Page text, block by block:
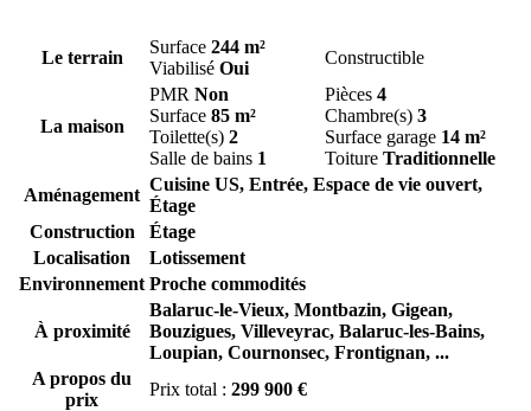
Le terrain
Surface 244 m²
Viabilisé Oui
Constructible
La maison
PMR Non
Surface 85 m²
Toilette(s) 2
Salle de bains 1
Pièces 4
Chambre(s) 3
Surface garage 14 m²
Toiture Traditionnelle
Aménagement
Cuisine US, Entrée, Espace de vie ouvert,
Étage
Construction
Étage
Localisation
Lotissement
Environnement Proche commodités
À proximité
Balaruc-le-Vieux, Montbazin, Gigean,
Bouzigues, Villeveyrac, Balaruc-les-Bains,
Loupian, Cournonsec, Frontignan, ...
A propos du
prix
Prix total : 299 900 €